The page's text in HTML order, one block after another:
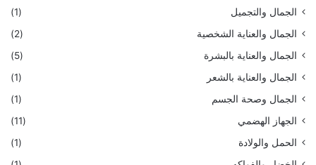
الجمال والتجميل
(1)
الجمال والعناية الشخصية
(2)
الجمال والعناية بالبشرة
(5)
الجمال والعناية بالشعر
(1)
الجمال وصحة الجسم
(1)
الجهاز الهضمي
(11)
الحمل والولادة
(1)